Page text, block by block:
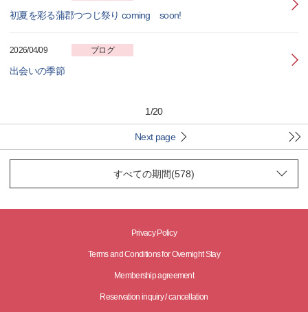
初夏を彩る蒲郡つつじ祭り coming soon!
2026/04/09 ブログ
出会いの季節
1/20
Next page
Privacy Policy
Terms and Conditions for Overnight Stay
Membership agreement
Reservation inquiry / cancellation